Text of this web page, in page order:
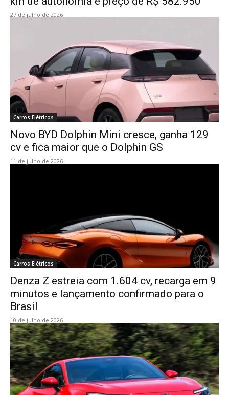
27 de julho de 2026
Carros Elétricos
Novo BYD Dolphin Mini cresce, ganha 129
cv e fica maior que o Dolphin GS
11 de julho de 2026
Carros Elétricos
Denza Z estreia com 1.604 cv, recarga em 9
minutos e lançamento confirmado para o
Brasil
10 de julho de 2026